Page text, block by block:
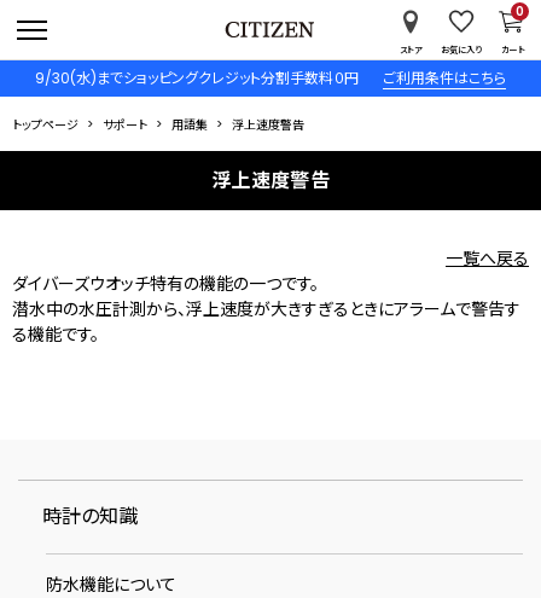
9/30(水)までショッピングクレジット分割手数料０円 ご利用条件はこちら
ストア お気に入り カート
0
トップページ サポート 用語集 浮上速度警告
浮上速度警告
一覧へ戻る
ダイバーズウオッチ特有の機能の一つです。
潜水中の水圧計測から、浮上速度が大きすぎるときにアラームで警告す
る機能です。
時計の知識
防水機能について